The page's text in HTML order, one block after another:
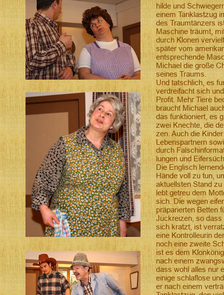
hilde und
einem Tanklastzug
des Traumtänzers
Maschine träumt,
durch Klonen
später vom
entsprechende
Michael die große
seines Traums.
Und tatschlich, es
verdreifacht sich
Profit. Mehr Tiere
braucht Michael
das funktioniert, es
zwei Knechte, die
zen. Auch die
Lebenspartnern
durch
lungen und
Die Englisch
Hände voll zu tun,
aktuellsten Stand
lebt getreu dem
sich. Die wegen
präparierten Betten
Juckreizen, so
sich kratzt, ist
eine Kontrolleurin
noch eine zweite
ist es dem
nach einem
dass wohl alles nur
einige schlaflose
er nach einem